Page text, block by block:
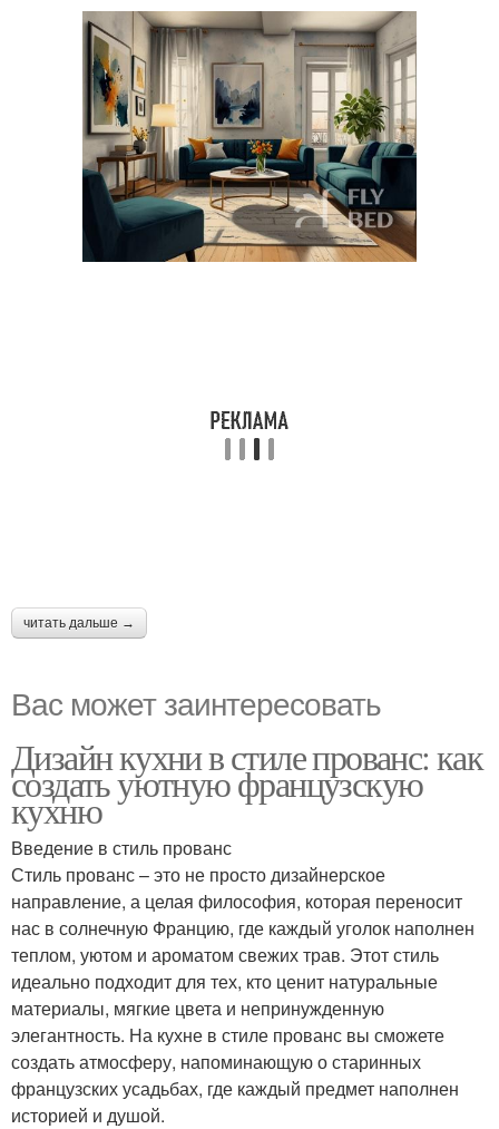
читать дальше →
Вас может заинтересовать
Дизайн кухни в стиле прованс: как
создать уютную французскую
кухню
Введение в стиль прованс
Стиль прованс – это не просто дизайнерское
направление, а целая философия, которая переносит
нас в солнечную Францию, где каждый уголок наполнен
теплом, уютом и ароматом свежих трав. Этот стиль
идеально подходит для тех, кто ценит натуральные
материалы, мягкие цвета и непринужденную
элегантность. На кухне в стиле прованс вы сможете
создать атмосферу, напоминающую о старинных
французских усадьбах, где каждый предмет наполнен
историей и душой.